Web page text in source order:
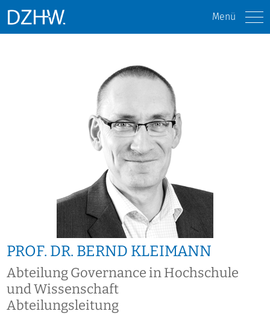
Menü
PROF. DR. BERND KLEIMANN
Abteilung Governance in Hochschule
und Wissenschaft
Abteilungsleitung